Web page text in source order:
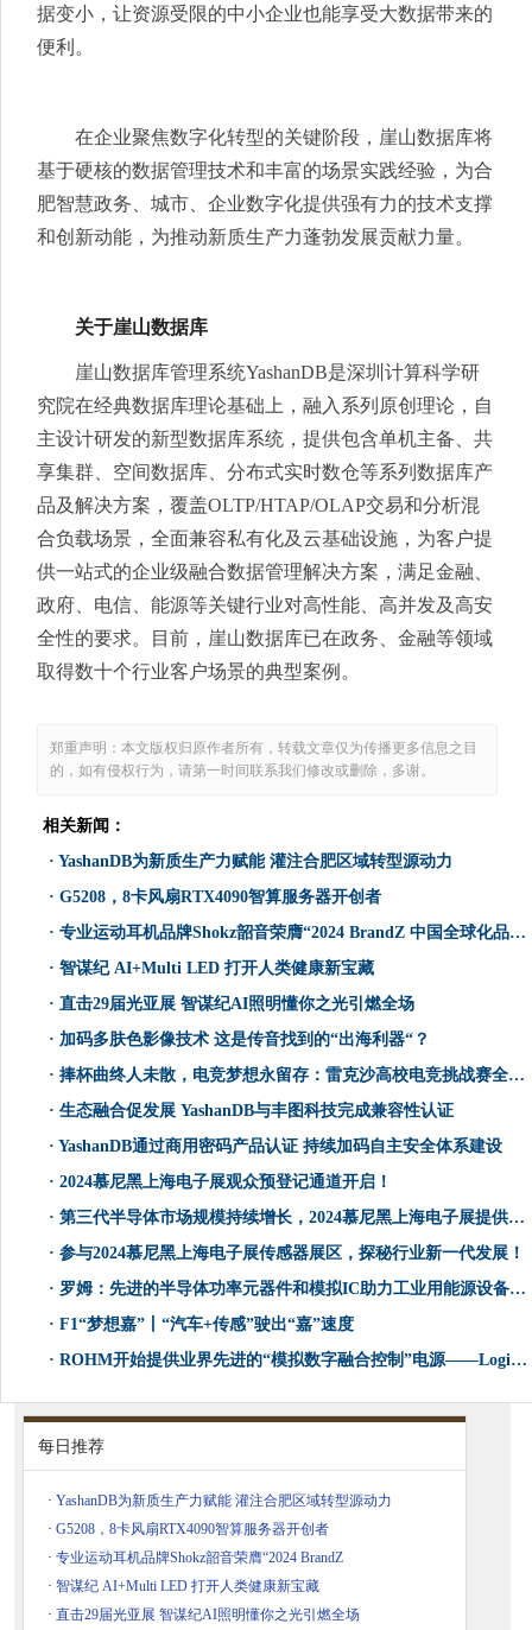
据变小，让资源受限的中小企业也能享受大数据带来的
便利。
在企业聚焦数字化转型的关键阶段，崖山数据库将
基于硬核的数据管理技术和丰富的场景实践经验，为合
肥智慧政务、城市、企业数字化提供强有力的技术支撑
和创新动能，为推动新质生产力蓬勃发展贡献力量。
关于崖山数据库
崖山数据库管理系统YashanDB是深圳计算科学研
究院在经典数据库理论基础上，融入系列原创理论，自
主设计研发的新型数据库系统，提供包含单机主备、共
享集群、空间数据库、分布式实时数仓等系列数据库产
品及解决方案，覆盖OLTP/HTAP/OLAP交易和分析混
合负载场景，全面兼容私有化及云基础设施，为客户提
供一站式的企业级融合数据管理解决方案，满足金融、
政府、电信、能源等关键行业对高性能、高并发及高安
全性的要求。目前，崖山数据库已在政务、金融等领域
取得数十个行业客户场景的典型案例。
郑重声明：本文版权归原作者所有，转载文章仅为传播更多信息之目
的，如有侵权行为，请第一时间联系我们修改或删除，多谢。
相关新闻：
· YashanDB为新质生产力赋能 灌注合肥区域转型源动力
· G5208，8卡风扇RTX4090智算服务器开创者
· 专业运动耳机品牌Shokz韶音荣膺“2024 BrandZ 中国全球化品牌成长明星榜”
· 智谋纪 AI+Multi LED 打开人类健康新宝藏
· 直击29届光亚展 智谋纪AI照明懂你之光引燃全场
· 加码多肤色影像技术 这是传音找到的“出海利器“？
· 捧杯曲终人未散，电竞梦想永留存：雷克沙高校电竞挑战赛全国总决赛圆满收官
· 生态融合促发展 YashanDB与丰图科技完成兼容性认证
· YashanDB通过商用密码产品认证 持续加码自主安全体系建设
· 2024慕尼黑上海电子展观众预登记通道开启！
· 第三代半导体市场规模持续增长，2024慕尼黑上海电子展提供产业发展探讨平台
· 参与2024慕尼黑上海电子展传感器展区，探秘行业新一代发展！
· 罗姆：先进的半导体功率元器件和模拟IC助力工业用能源设备节能
· F1“梦想嘉”丨“汽车+传感”驶出“嘉”速度
· ROHM开始提供业界先进的“模拟数字融合控制”电源——LogiCoA™电源解决方案
每日推荐
· YashanDB为新质生产力赋能 灌注合肥区域转型源动力
· G5208，8卡风扇RTX4090智算服务器开创者
· 专业运动耳机品牌Shokz韶音荣膺“2024 BrandZ
· 智谋纪 AI+Multi LED 打开人类健康新宝藏
· 直击29届光亚展 智谋纪AI照明懂你之光引燃全场